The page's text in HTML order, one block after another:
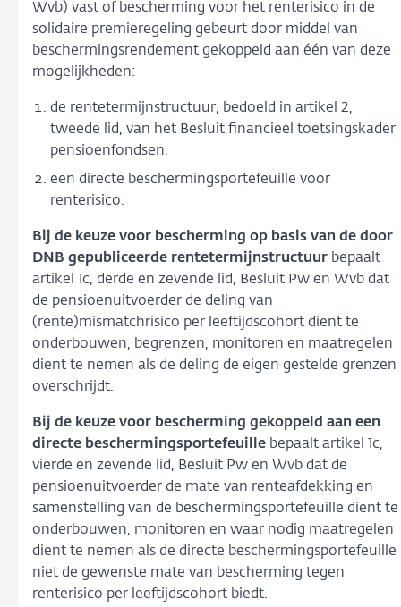
Wvb) vast of bescherming voor het renterisico in de
solidaire premieregeling gebeurt door middel van
beschermingsrendement gekoppeld aan één van deze
mogelijkheden:
de rentetermijnstructuur, bedoeld in artikel 2,
tweede lid, van het Besluit financieel toetsingskader
pensioenfondsen.
een directe beschermingsportefeuille voor
renterisico.
Bij de keuze voor bescherming op basis van de door
DNB gepubliceerde rentetermijnstructuur bepaalt
artikel 1c, derde en zevende lid, Besluit Pw en Wvb dat
de pensioenuitvoerder de deling van
(rente)mismatchrisico per leeftijdscohort dient te
onderbouwen, begrenzen, monitoren en maatregelen
dient te nemen als de deling de eigen gestelde grenzen
overschrijdt.
Bij de keuze voor bescherming gekoppeld aan een
directe beschermingsportefeuille bepaalt artikel 1c,
vierde en zevende lid, Besluit Pw en Wvb dat de
pensioenuitvoerder de mate van renteafdekking en
samenstelling van de beschermingsportefeuille dient te
onderbouwen, monitoren en waar nodig maatregelen
dient te nemen als de directe beschermingsportefeuille
niet de gewenste mate van bescherming tegen
renterisico per leeftijdscohort biedt.